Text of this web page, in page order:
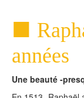
années
Une beauté -